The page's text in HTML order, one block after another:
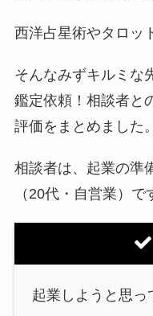
西洋占星術やタロッ
そんなみずキルミな
鑑定依頼！相談者と
評価をまとめました。
相談者は、起業の準
（20代・自営業）で
起業しようと思っ